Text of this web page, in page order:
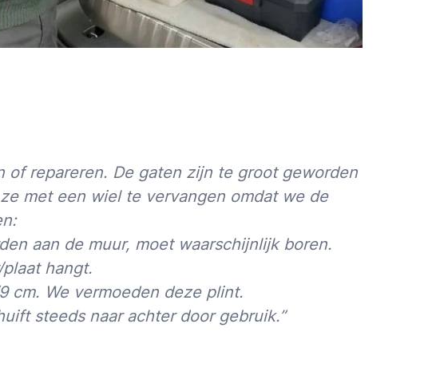
of repareren. De gaten zijn te groot geworden
met een wiel te vervangen omdat we de
aan de muur, moet waarschijnlijk boren.
hangt.
cm. We vermoeden deze plint.
steeds naar achter door gebruik.”
Eindtijd